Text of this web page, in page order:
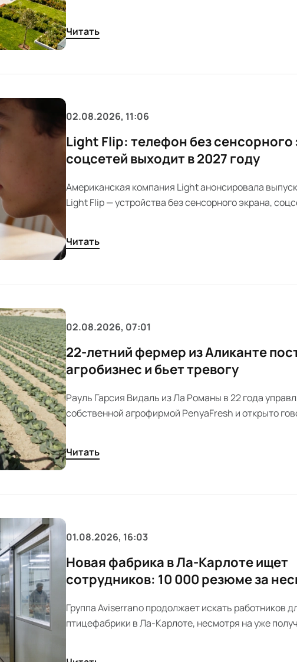
года.
Читать
02.08.2026, 11:06
Light Flip: телефон без сенсорного
соцсетей выходит в 2027 году
Американская компания Light анонсировала
Light Flip — устройства без сенсорного экрана,
устал от бесконечной ленты и цифрового шума.
Читать
02.08.2026, 07:01
22-летний фермер из Аликанте
агробизнес и бьет тревогу
Рауль Гарсия Видаль из Ла Романы в 22 года
собственной агрофирмой PenyaFresh и открыто
трудностями сталкиваются современные фермеры.
Читать
01.08.2026, 16:03
Новая фабрика в Ла-Карлоте ищет
сотрудников: 10 000 резюме за
Группа Aviserrano продолжает искать работников
птицефабрики в Ла-Карлоте, несмотря на уже